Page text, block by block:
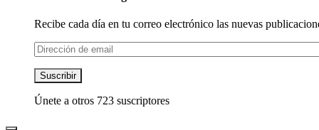
Recibe cada día en tu correo electrónico las nuevas
Dirección
de
email
Suscribir
Únete a otros 723 suscriptores